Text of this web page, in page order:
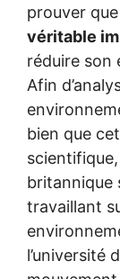
prouver que
véritable
réduire son
Afin
bien que
britannique
travaillant
l’université